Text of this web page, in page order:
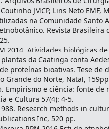
JMCP, Lins Neto EMF,
na Comunidade Santo
Revista Brasileira
2014. Atividades biológicas
da Caatinga conta
proteínas bioativas. Tese de
Grande do Norte, Natal,
Empirismo e ciência: fonte de
e Cultura 57(4): 4-5.
Research methods in
Inc, 520 pp.